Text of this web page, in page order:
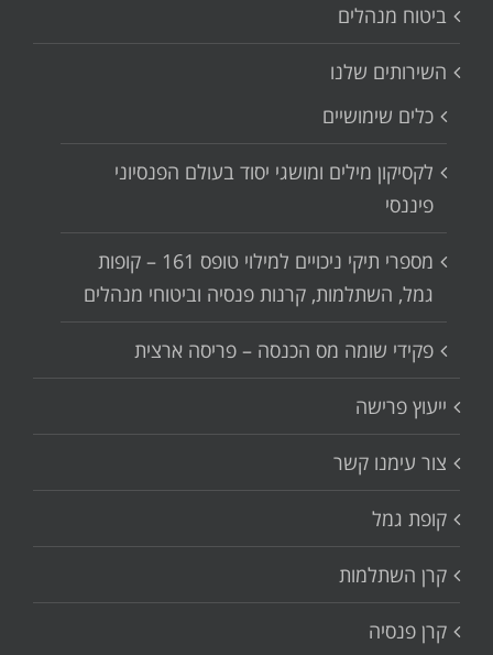
ביטוח מנהלים
השירותים שלנו
כלים שימושיים
לקסיקון מילים ומושגי יסוד בעולם הפנסיוני
פיננסי
מספרי תיקי ניכויים למילוי טופס 161 – קופות
גמל, השתלמות, קרנות פנסיה וביטוחי מנהלים
פקידי שומה מס הכנסה – פריסה ארצית
ייעוץ פרישה
צור עימנו קשר
קופת גמל
קרן השתלמות
קרן פנסיה